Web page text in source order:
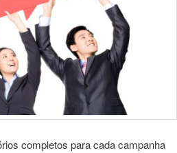
completos para cada campanha